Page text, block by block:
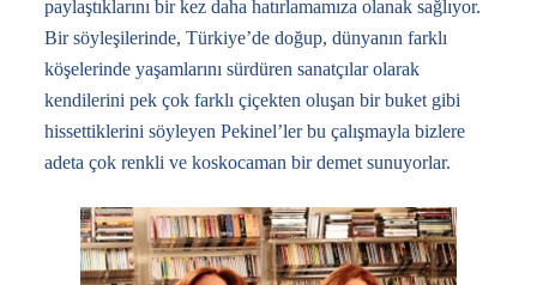
paylaştıklarını bir kez daha hatırlamamıza olanak sağlıyor.
Bir söyleşilerinde, Türkiye’de doğup, dünyanın farklı
köşelerinde yaşamlarını sürdüren sanatçılar olarak
kendilerini pek çok farklı çiçekten oluşan bir buket gibi
hissettiklerini söyleyen Pekinel’ler bu çalışmayla bizlere
adeta çok renkli ve koskocaman bir demet sunuyorlar.